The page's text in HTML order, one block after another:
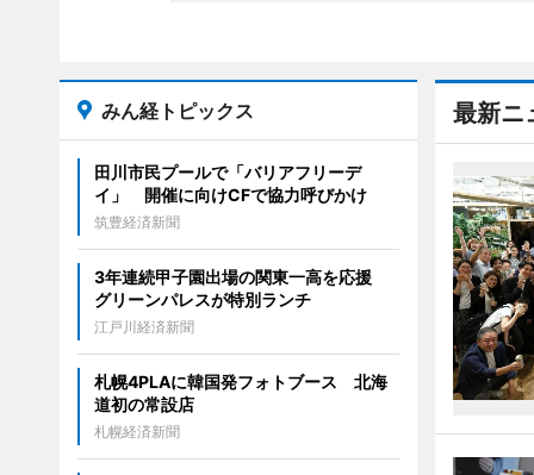
最新ニ
みん経トピックス
田川市民プールで「バリアフリーデ
イ」 開催に向けCFで協力呼びかけ
筑豊経済新聞
3年連続甲子園出場の関東一高を応援
グリーンパレスが特別ランチ
江戸川経済新聞
札幌4PLAに韓国発フォトブース 北海
道初の常設店
札幌経済新聞